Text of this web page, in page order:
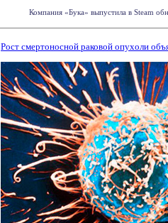
Компания «Бука» выпустила в Steam
Рост смертоносной раковой опухоли